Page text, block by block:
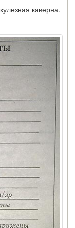
ка­верна.